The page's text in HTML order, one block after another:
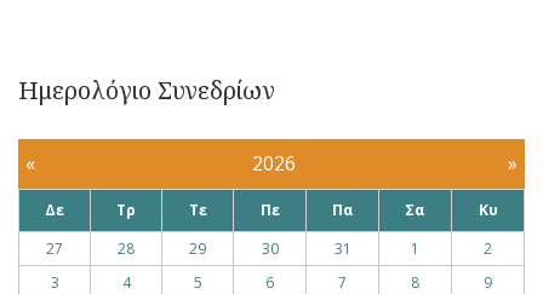
Ημερολόγιο Συνεδρίων
« 2026 »
Δε Τρ Τε Πε Πα Σα
Κυ
27
28 29 30 31 1
2
3
4 5 6 7 8
9